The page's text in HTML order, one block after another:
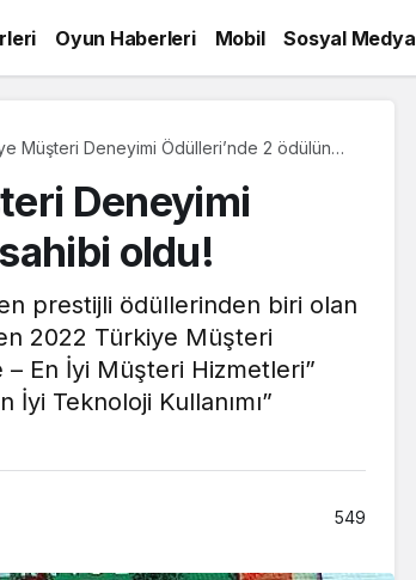
Oyun Haberleri Mobil Sosyal Medya
Müşteri Deneyimi Ödülleri’nde 2 ödülün
Deneyimi
oldu!
prestijli ödüllerinden biri olan
2022 Türkiye Müşteri
– En İyi Müşteri Hizmetleri”
Teknoloji Kullanımı”
549